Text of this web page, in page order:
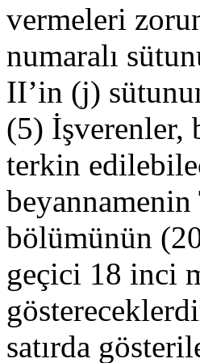
vermeleri
numaralı
II’in (j)
(5) İşverenler,
terkin
bölümünün
geçici 18 inci
satırda